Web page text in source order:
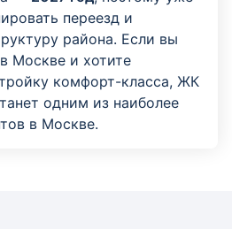
переезд и
района. Если вы
Москве и хотите
комфорт-класса, ЖК
одним из наиболее
в Москве.